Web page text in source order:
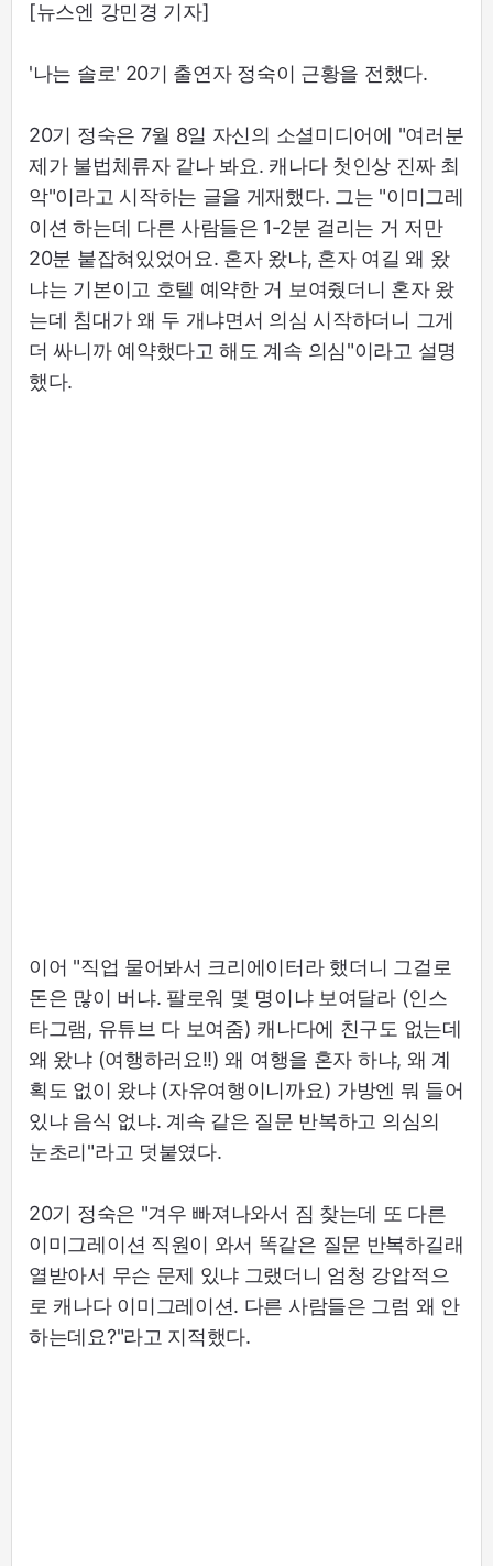
[뉴스엔 강민경 기자]
'나는 솔로' 20기 출연자 정숙이 근황을 전했다.
20기 정숙은 7월 8일 자신의 소셜미디어에 "여러분
제가 불법체류자 같나 봐요. 캐나다 첫인상 진짜 최
악"이라고 시작하는 글을 게재했다. 그는 "이미그레
이션 하는데 다른 사람들은 1-2분 걸리는 거 저만
20분 붙잡혀있었어요. 혼자 왔냐, 혼자 여길 왜 왔
냐는 기본이고 호텔 예약한 거 보여줬더니 혼자 왔
는데 침대가 왜 두 개냐면서 의심 시작하더니 그게
더 싸니까 예약했다고 해도 계속 의심"이라고 설명
했다.
이어 "직업 물어봐서 크리에이터라 했더니 그걸로
돈은 많이 버냐. 팔로워 몇 명이냐 보여달라 (인스
타그램, 유튜브 다 보여줌) 캐나다에 친구도 없는데
왜 왔냐 (여행하러요!!) 왜 여행을 혼자 하냐, 왜 계
획도 없이 왔냐 (자유여행이니까요) 가방엔 뭐 들어
있냐 음식 없냐. 계속 같은 질문 반복하고 의심의
눈초리"라고 덧붙였다.
20기 정숙은 "겨우 빠져나와서 짐 찾는데 또 다른
이미그레이션 직원이 와서 똑같은 질문 반복하길래
열받아서 무슨 문제 있냐 그랬더니 엄청 강압적으
로 캐나다 이미그레이션. 다른 사람들은 그럼 왜 안
하는데요?"라고 지적했다.